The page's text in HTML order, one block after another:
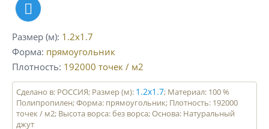
Размер (м) 1.2x1.7
Форма прямоугольник
Плотность 192000 точек / м2
Сделано в: РОССИЯ; Размер (м): 1.2x1.7; Материал: 100 %
Полипропилен; Форма: прямоугольник; Плотность: 192000
точек / м2; Высота ворса: без ворса; Основа: Натуральный
джут